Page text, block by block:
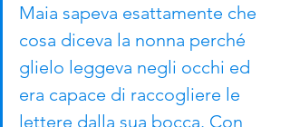
Maia sapeva esattamente che
cosa diceva la nonna perché
glielo leggeva negli occhi ed
era capace di raccogliere le
lettere dalla sua bocca. Con